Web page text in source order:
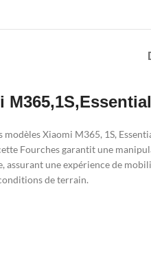
modèles Xiaomi M365, 1S,
Fourches garantit une
une expérience de
de terrain.